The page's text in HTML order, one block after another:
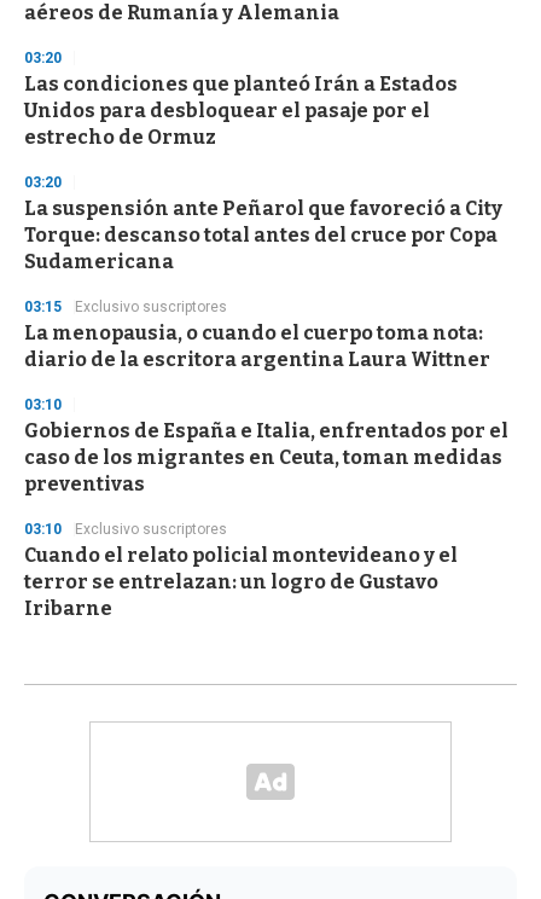
aéreos de Rumanía y Alemania
03:20
Las condiciones que planteó Irán a Estados
Unidos para desbloquear el pasaje por el
estrecho de Ormuz
03:20
La suspensión ante Peñarol que favoreció a City
Torque: descanso total antes del cruce por Copa
Sudamericana
03:15 Exclusivo suscriptores
La menopausia, o cuando el cuerpo toma nota:
diario de la escritora argentina Laura Wittner
03:10
Gobiernos de España e Italia, enfrentados por el
caso de los migrantes en Ceuta, toman medidas
preventivas
03:10 Exclusivo suscriptores
Cuando el relato policial montevideano y el
terror se entrelazan: un logro de Gustavo
Iribarne